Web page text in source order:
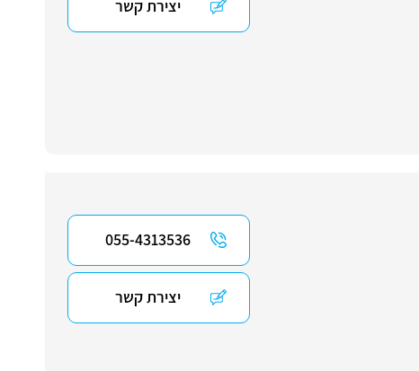
יצירת קשר
055-4313536
יצירת קשר